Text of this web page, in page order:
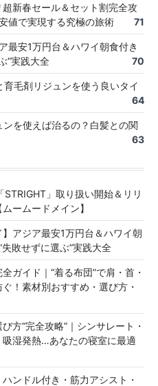
新春セール＆セット割完全攻
値で実現する究極の旅術
71
最安1万円台＆ハワイ朝食付き
”実践大全
70
毛剤リジュンを使う良いタイ
64
を使えば治るの？白髪との関
63
」取り扱い開始＆リリ
ームードメイン】
】アジア最安1万円台＆ハワイ朝
敗せずに選ぶ”実践大全
ガイド｜“着る布団”で肩・首・
！素材別おすすめ・選び方・
方“完全攻略”｜シンサレート・
湿発熱…あなたの寝室に最適
ハンドル付き・筋力アシスト・